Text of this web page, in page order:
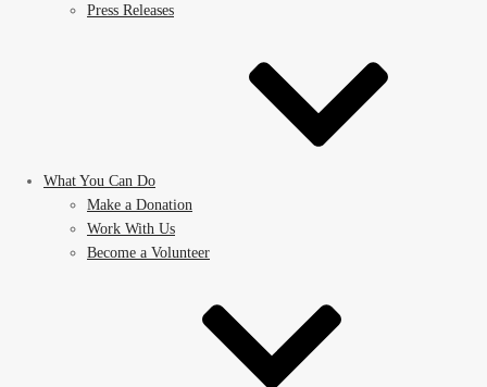
Press Releases
What You Can Do
Make a Donation
Work With Us
Become a Volunteer